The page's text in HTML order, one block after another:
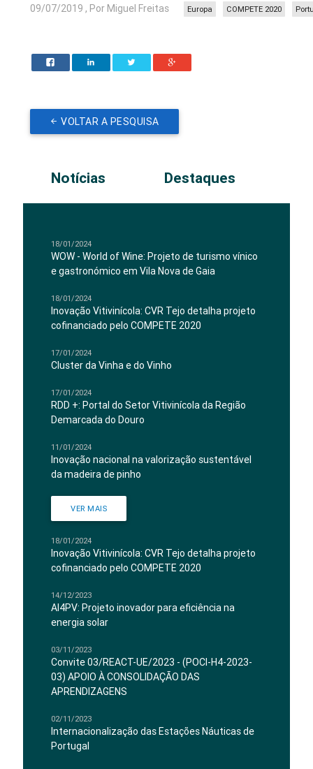
09/07/2019 , Por Miguel Freitas COMPETE 2020
Europa
VOLTAR A PESQUISA
Notícias Destaques
18/01/2024
WOW - World of Wine: Projeto de turismo vínico
e gastronómico em Vila Nova de Gaia
18/01/2024
Inovação Vitivinícola: CVR Tejo detalha projeto
cofinanciado pelo COMPETE 2020
17/01/2024
Cluster da Vinha e do Vinho
17/01/2024
RDD +: Portal do Setor Vitivinícola da Região
Demarcada do Douro
11/01/2024
Inovação nacional na valorização sustentável
da madeira de pinho
VER MAIS
18/01/2024
Inovação Vitivinícola: CVR Tejo detalha projeto
cofinanciado pelo COMPETE 2020
14/12/2023
AI4PV: Projeto inovador para eficiência na
energia solar
03/11/2023
Convite 03/REACT-UE/2023 - (POCI-H4-2023-
03) APOIO À CONSOLIDAÇÃO DAS
APRENDIZAGENS
02/11/2023
Internacionalização das Estações Náuticas de
Portugal